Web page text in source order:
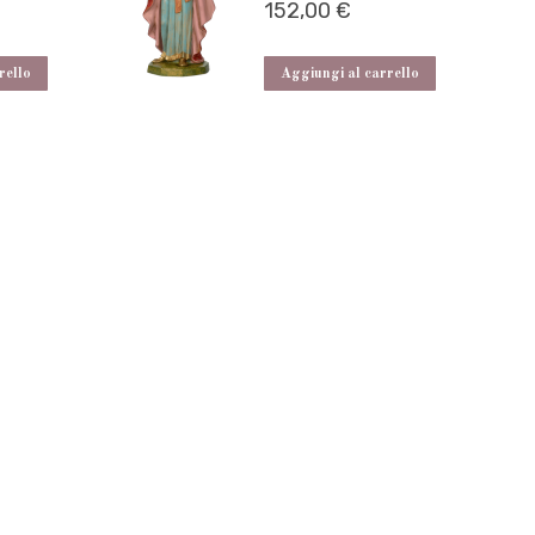
152,00 €
Aggiungi al carrello